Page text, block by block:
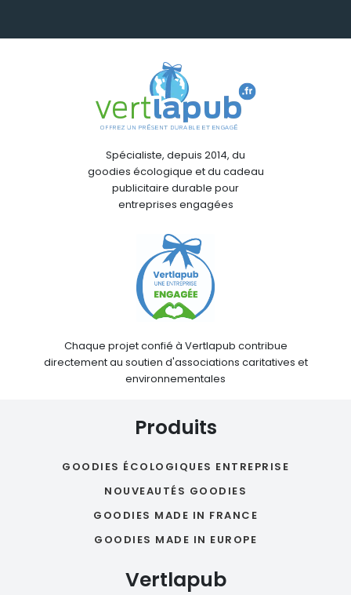
Spécialiste, depuis 2014, du
goodies écologique et du cadeau
publicitaire durable pour
entreprises engagées
Chaque projet confié à Vertlapub contribue
directement au soutien d'associations caritatives et
environnementales
Produits
GOODIES ÉCOLOGIQUES ENTREPRISE
NOUVEAUTÉS GOODIES
GOODIES MADE IN FRANCE
GOODIES MADE IN EUROPE
Vertlapub